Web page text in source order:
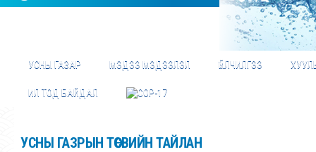
УСНЫ ГАЗАР МЭДЭЭ МЭДЭЭЛЭЛ ҮЙЛЧИЛГЭЭ
ИЛ ТОД БАЙДАЛ
УСНЫ ГАЗРЫН ТӨСВИЙН ТАЙЛАН